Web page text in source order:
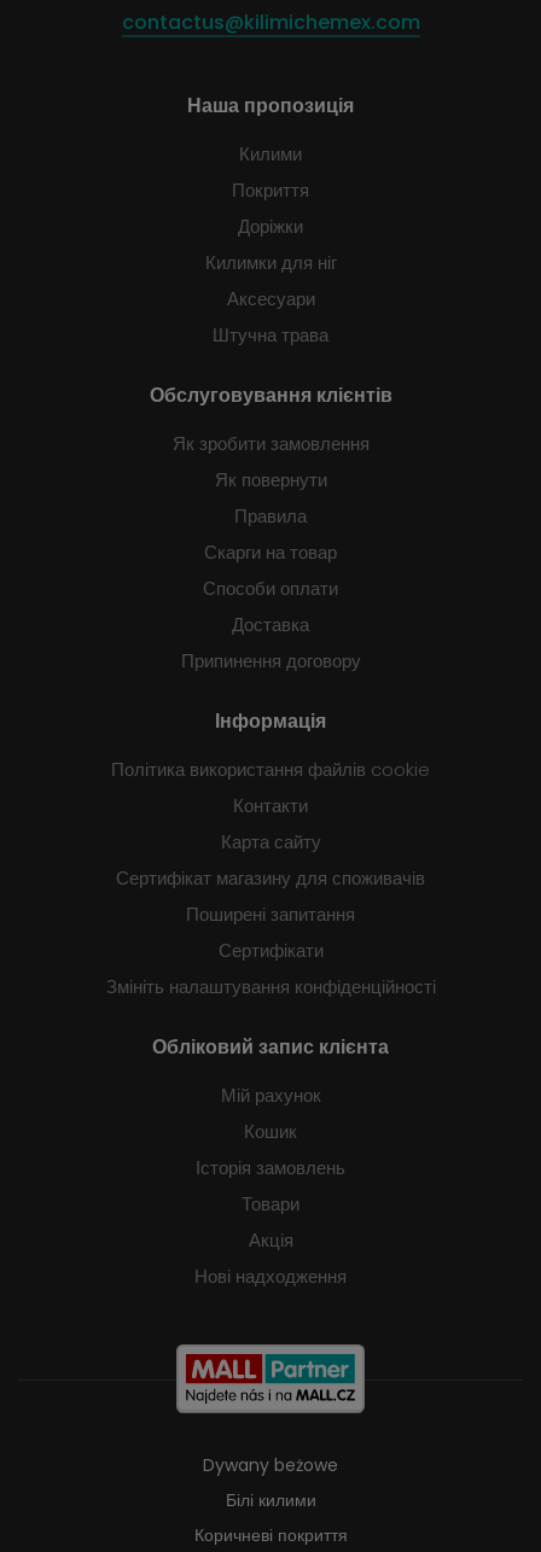
contactus@kilimichemex.com
Наша пропозиція
Килими
Покриття
Доріжки
Килимки для ніг
Аксесуари
Штучна трава
Обслуговування клієнтів
Як зробити замовлення
Як повернути
Правила
Скарги на товар
Способи оплати
Доставка
Припинення договору
Інформація
Політика використання файлів cookie
Контакти
Карта сайту
Сертифікат магазину для споживачів
Поширені запитання
Сертифікати
Змініть налаштування конфіденційності
Обліковий запис клієнта
Мій рахунок
Кошик
Історія замовлень
Товари
Акція
Нові надходження
Dywany beżowe
Білі килими
Коричневі покриття